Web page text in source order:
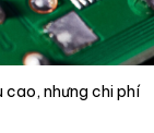
cao, nhưng chi phí